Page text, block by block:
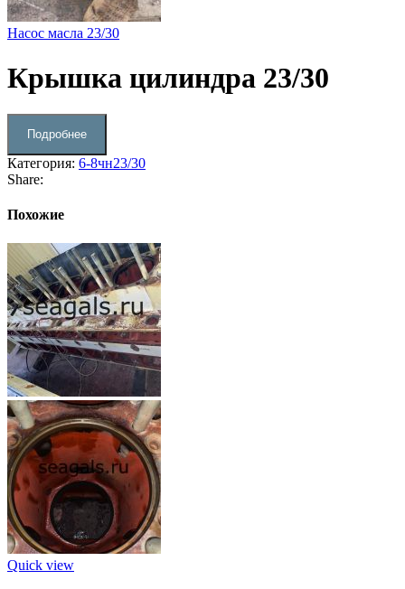
Насос масла 23/30
Крышка цилиндра 23/30
Подробнее
Категория: 6-8чн23/30
Share:
Похожие
Quick view